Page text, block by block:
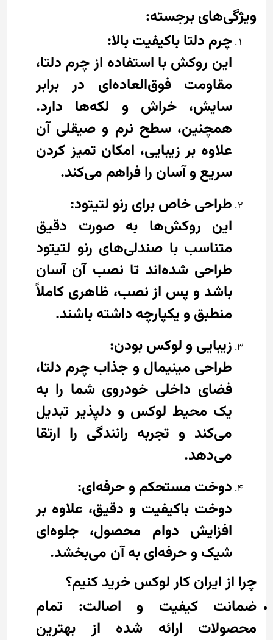
ویژگی‌های برجسته:
چرم دلتا باکیفیت بالا:
این روکش با استفاده از چرم دلتا،
مقاومت فوق‌العاده‌ای در برابر
سایش، خراش و لکه‌ها دارد.
همچنین، سطح نرم و صیقلی آن
علاوه بر زیبایی، امکان تمیز کردن
سریع و آسان را فراهم می‌کند.
طراحی خاص برای رنو لتیتود:
این روکش‌ها به صورت دقیق
متناسب با صندلی‌های رنو لتیتود
طراحی شده‌اند تا نصب آن آسان
باشد و پس از نصب، ظاهری کاملاً
منطبق و یکپارچه داشته باشند.
زیبایی و لوکس بودن:
طراحی مینیمال و جذاب چرم دلتا،
فضای داخلی خودروی شما را به
یک محیط لوکس و دلپذیر تبدیل
می‌کند و تجربه رانندگی را ارتقا
می‌دهد.
دوخت مستحکم و حرفه‌ای:
دوخت باکیفیت و دقیق، علاوه بر
افزایش دوام محصول، جلوه‌ای
شیک و حرفه‌ای به آن می‌بخشد.
چرا از ایران کار لوکس خرید کنیم؟
ضمانت کیفیت و اصالت: تمام
محصولات ارائه شده از بهترین